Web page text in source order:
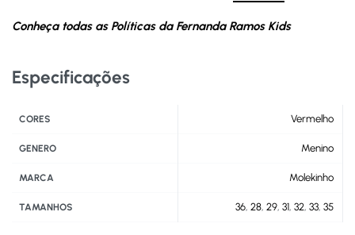
Conheça todas as Políticas da Fernanda Ramos Kids
Especificações
CORES Vermelho
GENERO Menino
MARCA Molekinho
TAMANHOS 36, 28, 29, 31, 32, 33, 35